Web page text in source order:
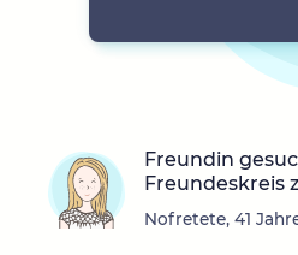
Freundin
Freundeskreis
Nofretete, 41